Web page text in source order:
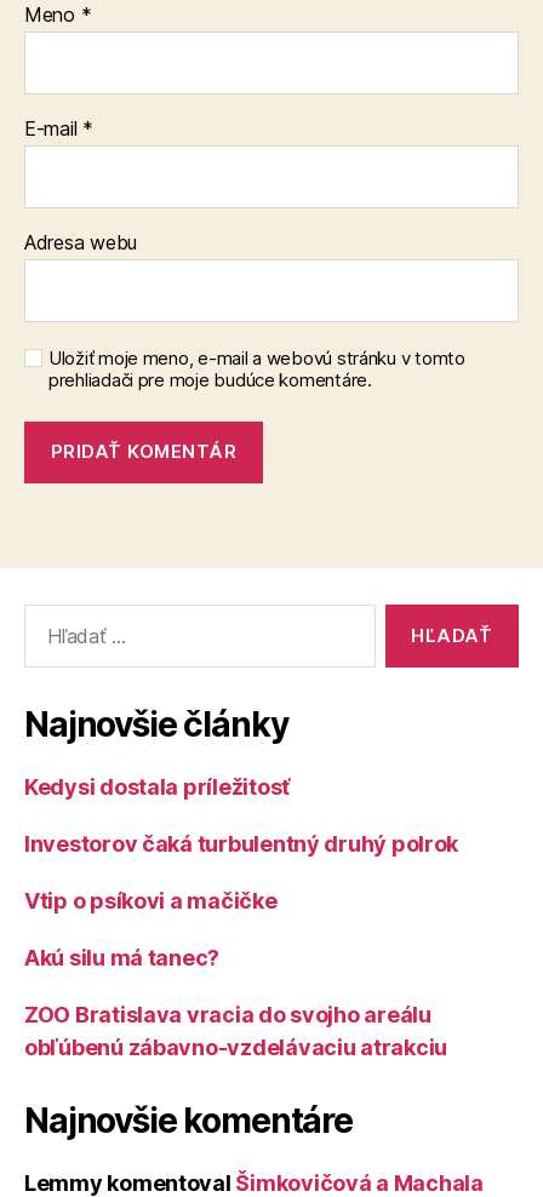
Meno *
E-mail *
Adresa webu
Uložiť moje meno, e-mail a webovú stránku v tomto
prehliadači pre moje budúce komentáre.
Najnovšie články
Kedysi dostala príležitosť
Investorov čaká turbulentný druhý polrok
Vtip o psíkovi a mačičke
Akú silu má tanec?
ZOO Bratislava vracia do svojho areálu
obľúbenú zábavno-vzdelávaciu atrakciu
Najnovšie komentáre
Lemmy komentoval Šimkovičová a Machala